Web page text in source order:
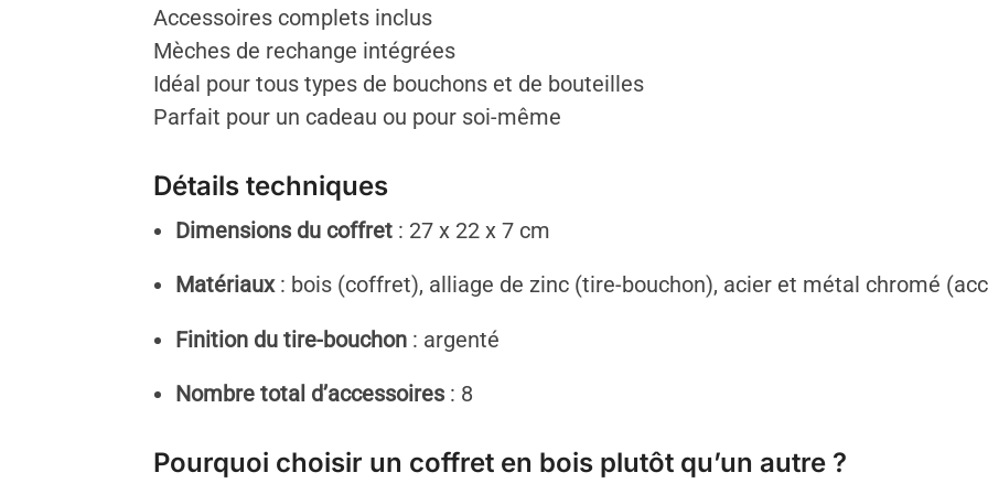
Accessoires complets inclus
Mèches de rechange intégrées
Idéal pour tous types de bouchons et de bouteilles
Parfait pour un cadeau ou pour soi-même
Détails techniques
Dimensions du coffret : 27 x 22 x 7 cm
Matériaux: bois (coffret), alliage de zinc (tire-bouchon), acier et métal chromé
Finition du tire-bouchon : argenté
Nombre total d’accessoires: 8
Pourquoi choisir un coffret en bois plutôt qu’un autre ?